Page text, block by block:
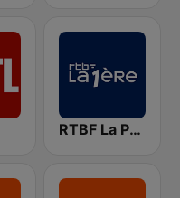
RTBF La Première